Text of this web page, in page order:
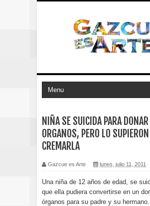
NIÑA SE SUICIDA PARA DONAR
ORGANOS, PERO LO
CREMARLA
Gazcue es Arte lunes, julio 11, 2011
Una niña de 12 años de edad, se
que ella pudiera convertirse en un
órganos para su padre y su hermano.